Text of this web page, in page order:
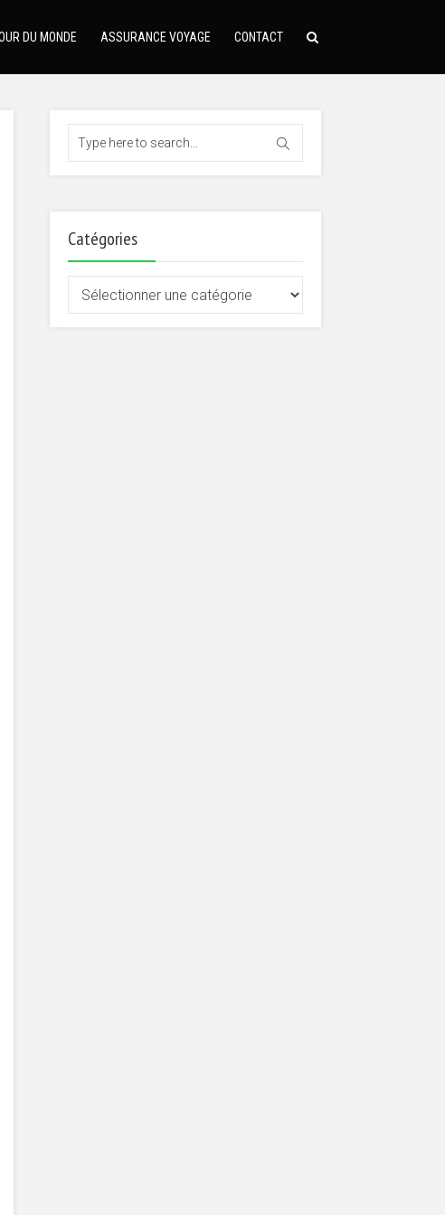
DU MONDE ASSURANCE VOYAGE CONTACT
Catégories